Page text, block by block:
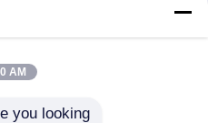
AM
you looking